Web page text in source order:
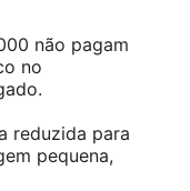
não pagam
no
reduzida para
pequena,